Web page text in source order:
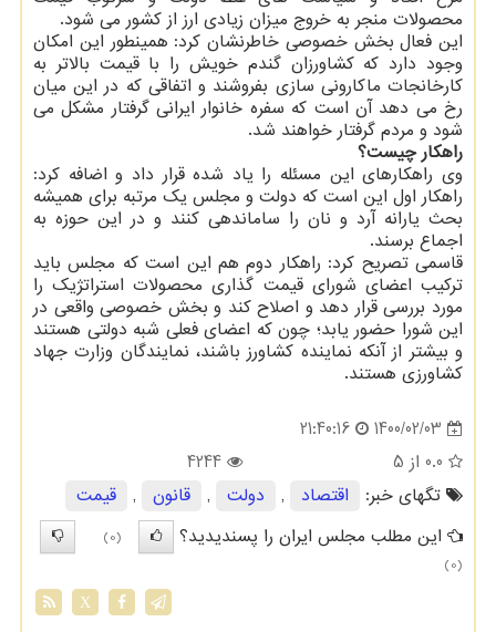
محصولات منجر به خروج میزان زیادی ارز از کشور می شود.
این فعال بخش خصوصی خاطرنشان کرد: همینطور این امکان
وجود دارد که کشاورزان گندم خویش را با قیمت بالاتر به
کارخانجات ماکارونی سازی بفروشند و اتفاقی که در این میان
رخ می دهد آن است که سفره خانوار ایرانی گرفتار مشکل می
شود و مردم گرفتار خواهند شد.
راهکار چیست؟
وی راهکارهای این مسئله را یاد شده قرار داد و اضافه کرد:
راهکار اول این است که دولت و مجلس یک مرتبه برای همیشه
بحث یارانه آرد و نان را ساماندهی کنند و در این حوزه به
اجماع برسند.
قاسمی تصریح کرد: راهکار دوم هم این است که مجلس باید
ترکیب اعضای شورای قیمت گذاری محصولات استراتژیک را
مورد بررسی قرار دهد و اصلاح کند و بخش خصوصی واقعی در
این شورا حضور یابد؛ چون که اعضای فعلی شبه دولتی هستند
و بیشتر از آنکه نماینده کشاورز باشند، نمایندگان وزارت جهاد
کشاورزی هستند.
1400/02/03
21:40:16
0.0 از 5
4244
تگهای خبر:
اقتصاد , دولت , قانون ,
قیمت
این مطلب مجلس ایران را پسندیدید؟
(0)
(0)
X